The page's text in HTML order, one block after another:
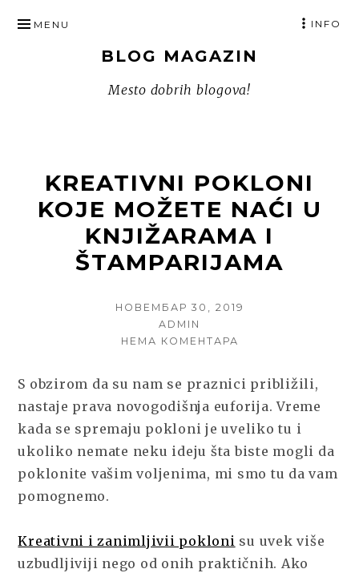
TO
BLOG MAGAZIN
Mesto dobrih blogova!
MENU INFO
KREATIVNI POKLONI
KOJE MOŽETE NAĆI U
KNJIŽARAMA I
ŠTAMPARIJAMA
POSTED
НОВЕМБАР 30, 2019
AUTHOR
ADMIN
НЕМА КОМЕНТАРА
KOJE
MOŽETE
NAĆI
KNJIŽARAMA
I
S obzirom da su nam se praznici približili,
nastaje prava novogodišnja euforija. Vreme
kada se spremaju pokloni je uveliko tu i
ukoliko nemate neku ideju šta biste mogli da
poklonite vašim voljenima, mi smo tu da vam
pomognemo.
Kreativni i zanimljivii pokloni su uvek više
uzbudljiviji nego od onih praktičnih. Ako